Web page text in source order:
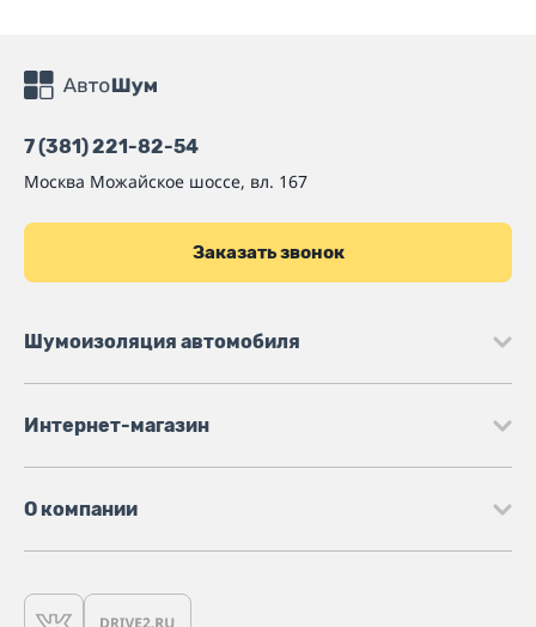
7 (381) 221-82-54
Москва Можайское шоссе, вл. 167
Заказать звонок
Шумоизоляция автомобиля
Интернет-магазин
О компании